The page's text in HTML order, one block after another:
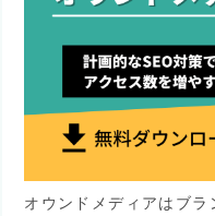
オウンドメディアはブ